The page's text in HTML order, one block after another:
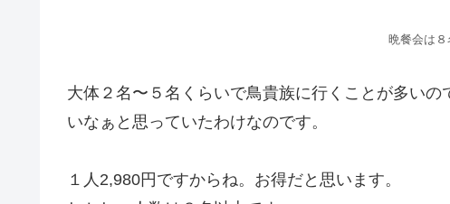
１人2,980円ですからね。お得だと思います。
しかし、人数は８名以上です。
トリキ晩餐会